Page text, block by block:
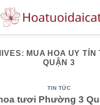
MUA HOA UY
QUẬN 3
TIN TỨC
tươi Phường 3